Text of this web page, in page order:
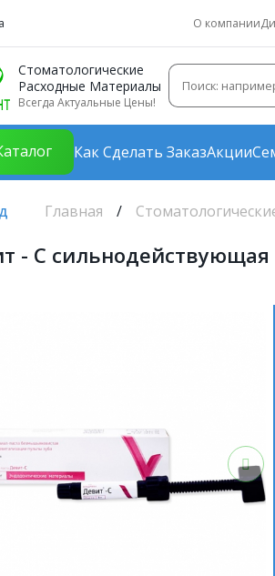
О компании
Стоматологические
Расходные Материалы
Всегда Актуальные Цены!
Как Сделать ЗаказАкции
Главная
- С сильнодействующая